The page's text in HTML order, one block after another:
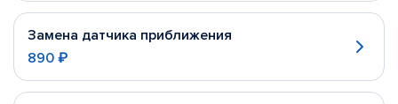
Замена датчика приближения
890 ₽